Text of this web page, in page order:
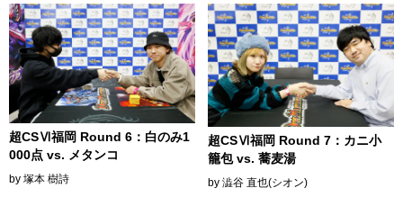
超CSⅥ福岡 Round 6：白のみ1
000点 vs. メタンコ
by 塚本 樹詩
超CSⅥ福岡 Round 7：カニ小
籠包 vs. 蕎麦湯
by 澁谷 直也(シオン)